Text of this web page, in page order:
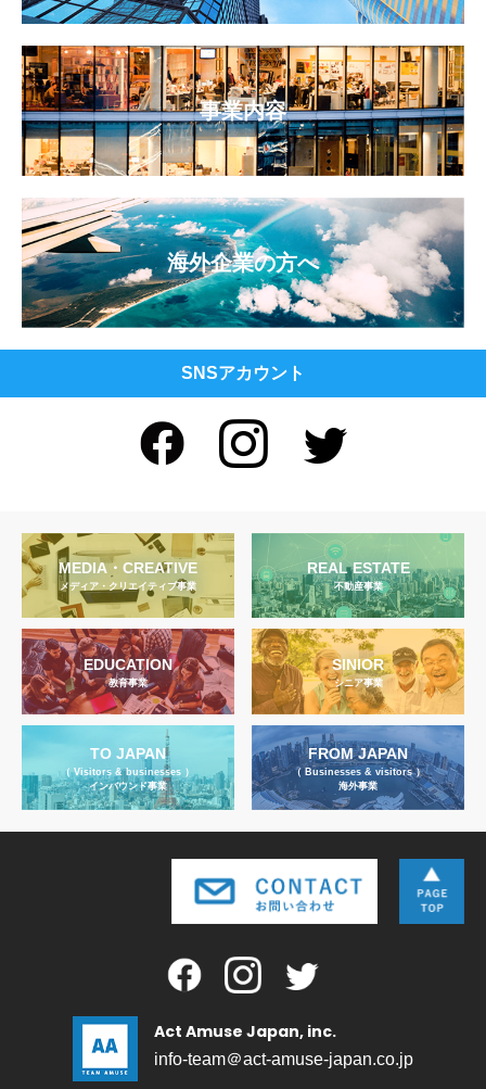
事業内容
海外企業の方へ
SNSアカウント
MEDIA・CREATIVE
メディア・クリエイティブ事業
REAL ESTATE
不動産事業
EDUCATION
教育事業
SINIOR
シニア事業
TO JAPAN
（ Visitors & businesses ）
インバウンド事業
FROM JAPAN
（ Businesses & visitors ）
海外事業
Act Amuse Japan, inc.
info-team＠act-amuse-japan.co.jp